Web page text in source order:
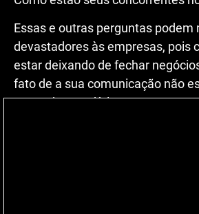
Essas e outras perguntas
devastadores às empresas, pois
estar deixando de fechar
fato de a sua comunicação não
ponto de prendê-lo.